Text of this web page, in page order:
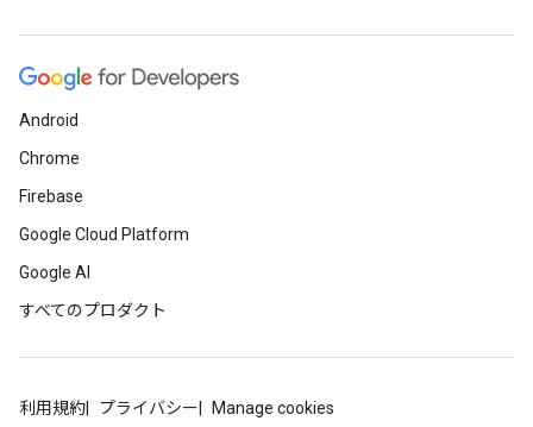
Android
Chrome
Firebase
Google Cloud Platform
Google AI
すべてのプロダクト
利用規約 プライバシー Manage cookies